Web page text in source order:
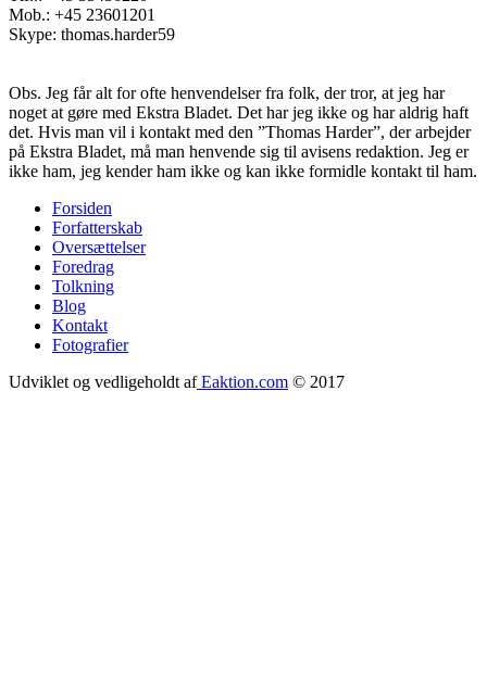
Mob.: +45 23601201
Skype: thomas.harder59
Obs. Jeg får alt for ofte henvendelser fra folk, der tror, at jeg har
noget at gøre med Ekstra Bladet. Det har jeg ikke og har aldrig haft
det. Hvis man vil i kontakt med den ”Thomas Harder”, der arbejder
på Ekstra Bladet, må man henvende sig til avisens redaktion. Jeg er
ikke ham, jeg kender ham ikke og kan ikke formidle kontakt til ham.
Footer
menu
Forsiden
Forfatterskab
Oversættelser
Foredrag
Tolkning
Blog
Kontakt
Fotografier
Udviklet og vedligeholdt afEaktion.com © 2017